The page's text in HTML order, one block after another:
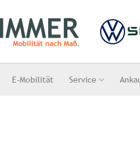
E-Mobilität Service